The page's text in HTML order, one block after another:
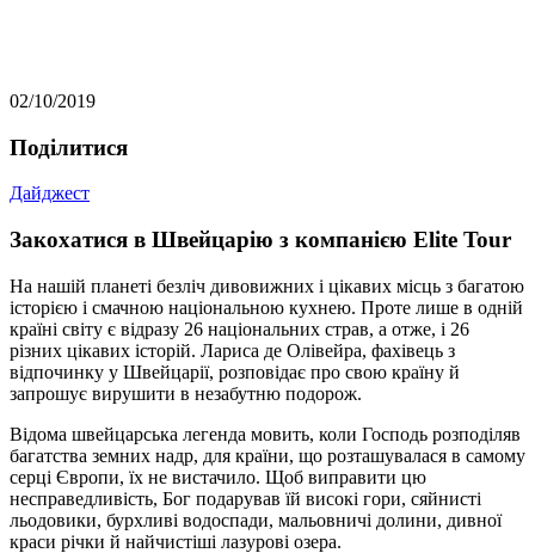
02/10/2019
Подiлитися
Дайджест
Закохатися в Швейцарію з компанією Elite Tour
На нашій планеті безліч дивовижних і цікавих місць з багатою
історією і смачною національною кухнею. Проте лише в одній
країні світу є відразу 26 національних страв, а отже, і 26
різних цікавих історій. Лариса де Олівейра, фахівець з
відпочинку у Швейцарії, розповідає про свою країну й
запрошує вирушити в незабутню подорож.
Відома швейцарська легенда мовить, коли Господь розподіляв
багатства земних надр, для країни, що розташувалася в самому
серці Європи, їх не вистачило. Щоб виправити цю
несправедливість, Бог подарував їй високі гори, сяйнисті
льодовики, бурхливі водоспади, мальовничі долини, дивної
краси річки й найчистіші лазурові озера.